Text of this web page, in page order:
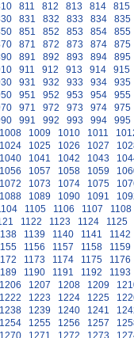
811 812 813 814 815
831 832 833 834 835
851 852 853 854 855
871 872 873 874 875
891 892 893 894 895
911 912 913 914 915
931 932 933 934 935
951 952 953 954 955
971 972 973 974 975
991 992 993 994 995
1008 1009 1010 1011
1024 1025 1026 1027
1040 1041 1042 1043
1056 1057 1058 1059
1072 1073 1074 1075
1088 1089 1090 1091
1105 1106 1107 1108
1122 1123 1124 1125
1139 1140 1141 1142
1156 1157 1158 1159
1173 1174 1175 1176
1190 1191 1192 1193
1206 1207 1208 1209
1222 1223 1224 1225
1238 1239 1240 1241
1254 1255 1256 1257
1270 1271 1272 1273